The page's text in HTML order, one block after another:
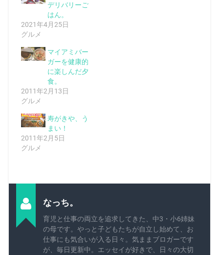
デリバリーご
はん。
2021年4月25日
グルメ
マイアミバー
ガーを健康的
に楽しんだ夕
食。
2011年2月13日
グルメ
寿がきや、う
まい！
2011年2月5日
グルメ
なっち。
育児と仕事の両立を追求してきた、中3・小6姉妹
の母です。やっと子どもたちが自立し始めて、お
仕事にも気合いが入る日々。気ままブロガーです
が、毎日更新中。エッセイが好きで、日々の大切